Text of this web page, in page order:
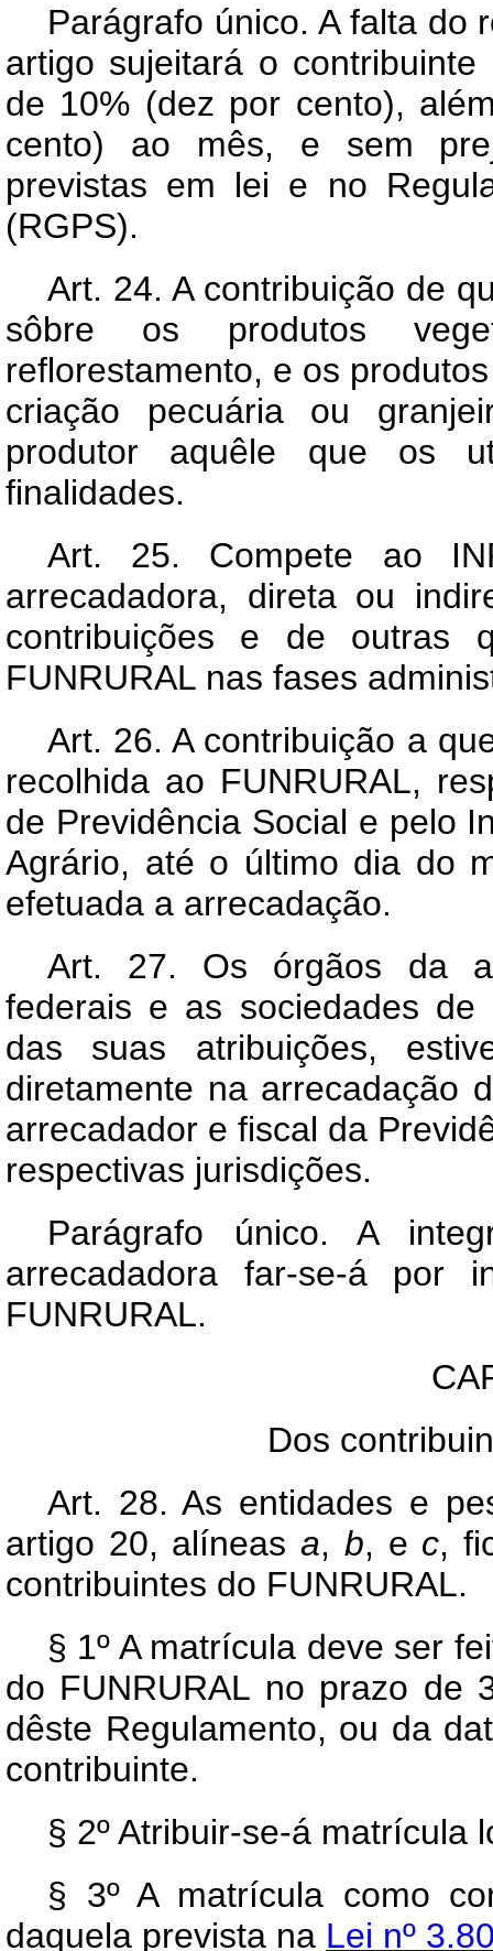
Parágrafo único. A falta do
artigo sujeitará o
de 10% (dez por cento),
cento) ao mês, e sem
previstas em lei e no
(RGPS).
Art. 24. A contribuição de
sôbre os produtos
reflorestamento, e os
criação pecuária ou
produtor aquêle que os
finalidades.
Art. 25. Compete ao
arrecadadora, direta ou
contribuições e de outras
FUNRURAL nas fases
Art. 26. A contribuição a
recolhida ao FUNRURAL,
de Previdência Social e pelo
Agrário, até o último dia do
efetuada a arrecadação.
Art. 27. Os órgãos da
federais e as sociedades
das suas atribuições,
diretamente na arrecadação
arrecadador e fiscal da
respectivas jurisdições.
Parágrafo único. A
arrecadadora far-se-á por
FUNRURAL.
Dos
Art. 28. As entidades e
artigo 20, alíneasa, b, e c,
contribuintes do FUNRURAL.
§ 1º A matrícula deve ser
do FUNRURAL no prazo de
dêste Regulamento, ou da
contribuinte.
§ 2º Atribuir-se-á matrícula
§ 3º A matrícula como
daquela prevista na Lei nº